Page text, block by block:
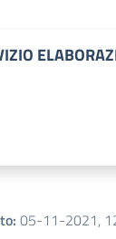
: 05-11-2021,